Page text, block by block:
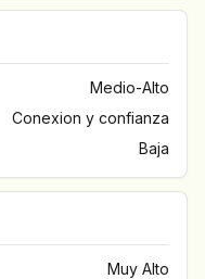
Medio-Alto
Conexion y confianza
Baja
Muy Alto